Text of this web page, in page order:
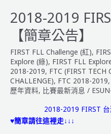
器
人
台
灣
選
拔
報
2018-2019
【簡章公告】
FIRST FLL Challenge (紅),
Explore (綠), FIRST FLL
2018-2019, FTC (FIRST TECH
CHALLENGE), FTC 2018-2019,
歷年資料, 比賽最新消息 /
2018-2019 FIRST
♥簡章請往這裡走↓↓↓